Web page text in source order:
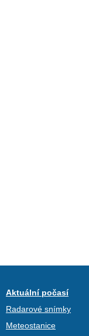
Aktuální počasí
Radarové snímky
Meteostanice